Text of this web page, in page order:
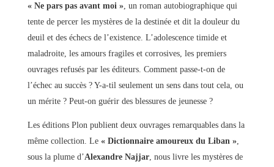
« Ne pars pas avant moi », un roman autobiographique qui
tente de percer les mystères de la destinée et dit la douleur du
deuil et des échecs de l’existence. L’adolescence timide et
maladroite, les amours fragiles et corrosives, les premiers
ouvrages refusés par les éditeurs. Comment passe-t-on de
l’échec au succès ? Y-a-til seulement un sens dans tout cela, ou
un mérite ? Peut-on guérir des blessures de jeunesse ?
Les éditions Plon publient deux ouvrages remarquables dans la
même collection. Le « Dictionnaire amoureux du Liban »,
sous la plume d’Alexandre Najjar, nous livre les mystères de